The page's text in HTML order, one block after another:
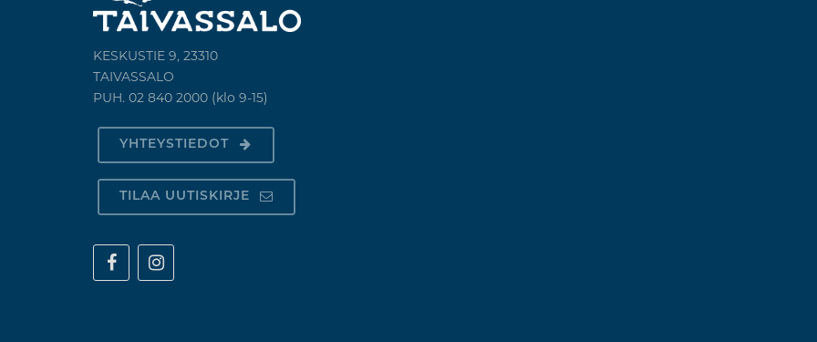
KESKUSTIE 9, 23310
TAIVASSALO
PUH. 02 840 2000 (klo 9-15)
YHTEYSTIEDOT
TILAA UUTISKIRJE